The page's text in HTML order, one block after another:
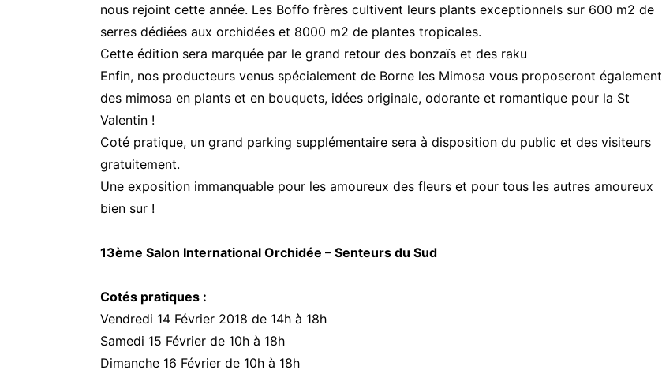
nous rejoint cette année. Les Boffo frères cultivent leurs plants exceptionnels sur 600 m2 de
serres dédiées aux orchidées et 8000 m2 de plantes tropicales.
Cette édition sera marquée par le grand retour des bonzaïs et des raku
Enfin, nos producteurs venus spécialement de Borne les Mimosa vous proposeront également
des mimosa en plants et en bouquets, idées originale, odorante et romantique pour la St
Valentin !
Coté pratique, un grand parking supplémentaire sera à disposition du public et des visiteurs
gratuitement.
Une exposition immanquable pour les amoureux des fleurs et pour tous les autres amoureux
bien sur !
13ème Salon International Orchidée – Senteurs du Sud
Cotés pratiques :
Vendredi 14 Février 2018 de 14h à 18h
Samedi 15 Février de 10h à 18h
Dimanche 16 Février de 10h à 18h